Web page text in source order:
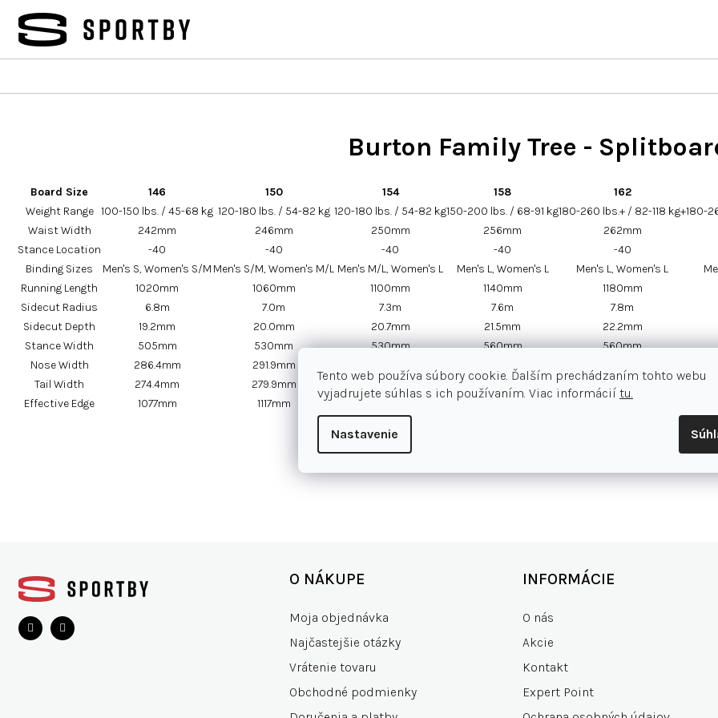
Tento web používa súbory cookie. Ďalším prechádzaním tohto webu
vyjadrujete súhlas s ich používaním. Viac informácií tu.
Nastavenie
obsah
Burton Family Tree -
Board Size 146 150 154 158 162
Weight Range 100-150 lbs. / 45-68 kg 120-180 lbs. / 54-82 kg 120-180 lbs. / 54-82 kg150-200 lbs. / 68-91 kg180-260 lbs.+ / 82-118 kg+180-
Waist Width
242mm 246mm 250mm 256mm 262mm
Stance Location
-40 -40 -40 -40 -40
Binding Sizes
Men's S, Women's S/M Men's S/M, Women's M/L Men's M/L, Women's L Men's L, Women's L Men's L, Women's L
Running Length
1020mm 1060mm 1100mm 1140mm 1180mm
Sidecut Radius
6.8m 7.0m 7.3m 7.6m 7.8m
Sidecut Depth
19.2mm 20.0mm 20.7mm 21.5mm 22.2mm
Stance Width
505mm 530mm 530mm 560mm 560mm
Nose Width
286.4mm 291.9mm
Tail Width
274.4mm 279.9mm 285.4mm 292.9mm 300.4mm
Effective Edge
1077mm 1117mm 1237mm
O NÁKUPE
Moja objednávka
Najčastejšie otázky
Vrátenie tovaru
Obchodné podmienky
INFORMÁCIE
O nás
Akcie
Kontakt
Expert Point